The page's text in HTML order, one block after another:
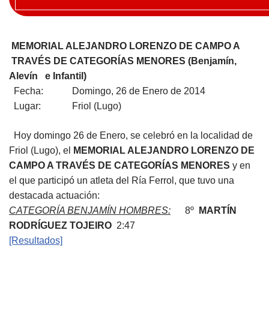
MEMORIAL ALEJANDRO LORENZO DE CAMPO A
TRAVÉS DE CATEGORÍAS MENORES (Benjamín,
Alevín e Infantil)
Fecha: Domingo, 26 de Enero de 2014
Lugar: Friol (Lugo)
Hoy domingo 26 de Enero, se celebró en la localidad de
Friol (Lugo), el
MEMORIAL ALEJANDRO LORENZO DE
CAMPO A TRAVÉS DE CATEGORÍAS MENORES y en
el que participó un atleta del Ría Ferrol, que tuvo una
destacada actuación:
CATEGORÍA BENJAMÍN HOMBRES:
8º
MARTÍN
RODRÍGUEZ TOJEIRO 2:47
[Resultados]